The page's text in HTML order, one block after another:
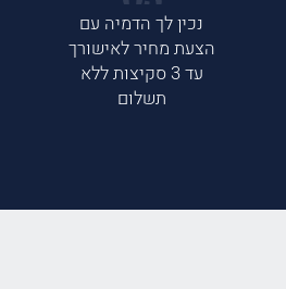
נכין לך הדמיה עם
הצעת מחיר לאישורך
עד 3 סקיצות ללא
תשלום